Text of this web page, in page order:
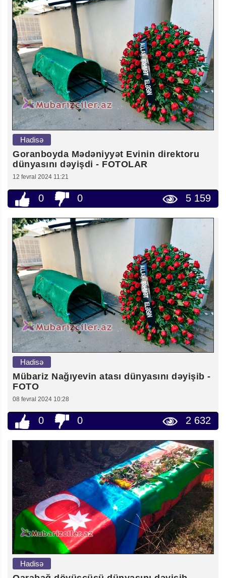
Hadisə
Goranboyda Mədəniyyət Evinin direktoru
dünyasını dəyişdi - FOTOLAR
12 fevral 2024 11:21
0 0 5 159
Hadisə
Mübariz Nağıyevin atası dünyasını dəyişib -
FOTO
08 fevral 2024 10:28
0 0 2 632
Hadisə